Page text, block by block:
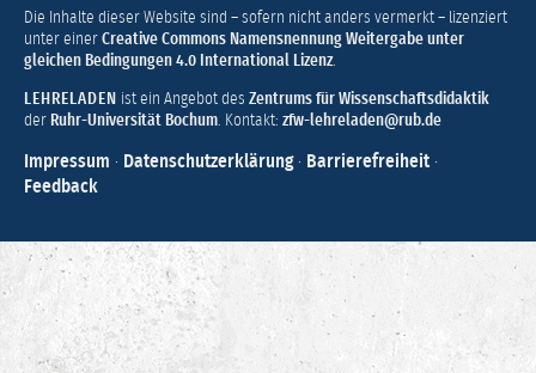
SA
4.0
Die Inhalte dieser Website sind – sofern nicht anders vermerkt – lizenziert
unter einerCreative Commons Namensnennung Weitergabe unter
gleichen Bedingungen 4.0 International Lizenz.
LEHRELADEN ist ein Angebot desZentrums für Wissenschaftsdidaktik
der Ruhr-Universität Bochum. Kontakt: zfw-lehreladen@rub.de
Impressum · Datenschutzerklärung· Barrierefreiheit ·
Feedback